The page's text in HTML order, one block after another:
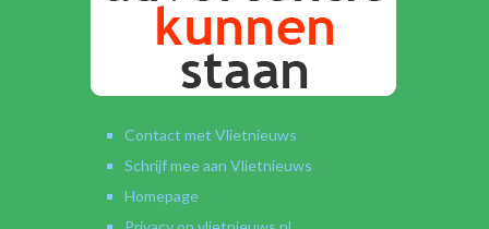
Contact met Vlietnieuws
Schrijf mee aan Vlietnieuws
Homepage